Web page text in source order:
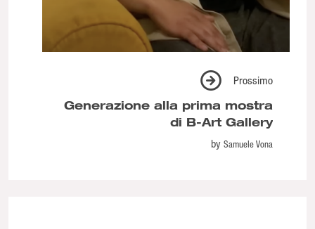
Prossimo
Generazione alla prima mostra
di B-Art Gallery
by Samuele Vona